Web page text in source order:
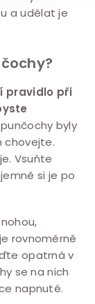
a udělat je
pravidlo při
byly
chovejte.
Vsuňte
si je po
rovnoměrně
opatrná v
se na nich
napnuté.